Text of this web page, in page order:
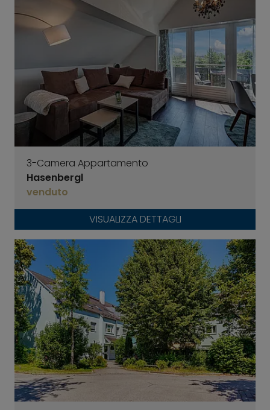
3-Camera Appartamento
Hasenbergl
venduto
VISUALIZZA DETTAGLI